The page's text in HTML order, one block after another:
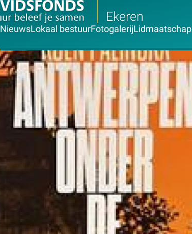
Ekeren
NieuwsLokaal bestuurFotogalerijLidmaatschap